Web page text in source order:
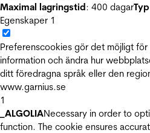
Maximal lagringstid: 400 dagarTyp
Egenskaper 1
Preferenscookies gör det möjligt
information och ändra hur
ditt föredragna språk eller den
www.garnius.se
1
_ALGOLIANecessary in order to
function. The cookie ensures